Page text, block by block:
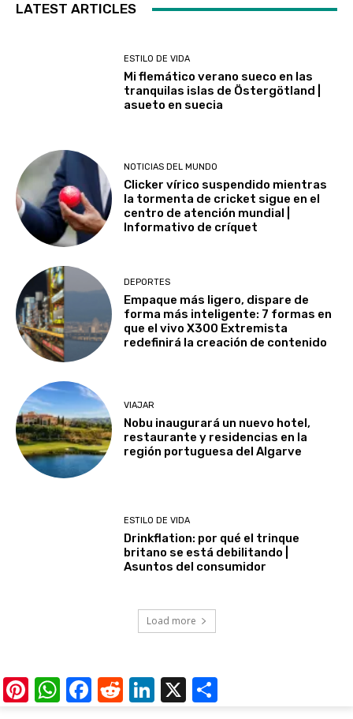
LATEST ARTICLES
ESTILO DE VIDA
Mi flemático verano sueco en las
tranquilas islas de Östergötland |
asueto en suecia
NOTICIAS DEL MUNDO
Clicker vírico suspendido mientras
la tormenta de cricket sigue en el
centro de atención mundial |
Informativo de críquet
DEPORTES
Empaque más ligero, dispare de
forma más inteligente: 7 formas en
que el vivo X300 Extremista
redefinirá la creación de contenido
VIAJAR
Nobu inaugurará un nuevo hotel,
restaurante y residencias en la
región portuguesa del Algarve
ESTILO DE VIDA
Drinkflation: por qué el trinque
britano se está debilitando |
Asuntos del consumidor
Load more
Pinterest
WhatsApp
Facebook
RedditLinkedIn
X